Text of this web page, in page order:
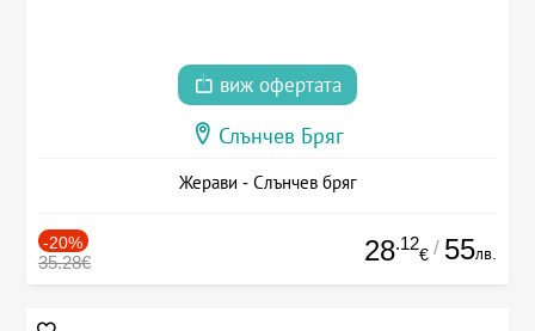
виж офертата
Слънчев Бряг
Жерави - Слънчев бряг
-20%
35.28€ 28.12
€ / 55лв.